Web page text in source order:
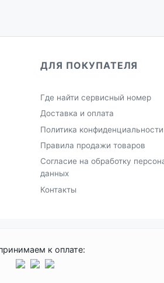
ДЛЯ ПОКУПАТЕЛЯ
Где найти сервисный номер
Доставка и оплата
Политика конфиденциальности
Правила продажи товаров
Согласие на обработку
данных
Контакты
к оплате: